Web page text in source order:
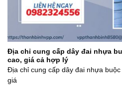
Địa chỉ cung cấp dây đai nhựa
cao, giá cả hợp lý
Địa chỉ cung cấp dây đai nhựa
giá